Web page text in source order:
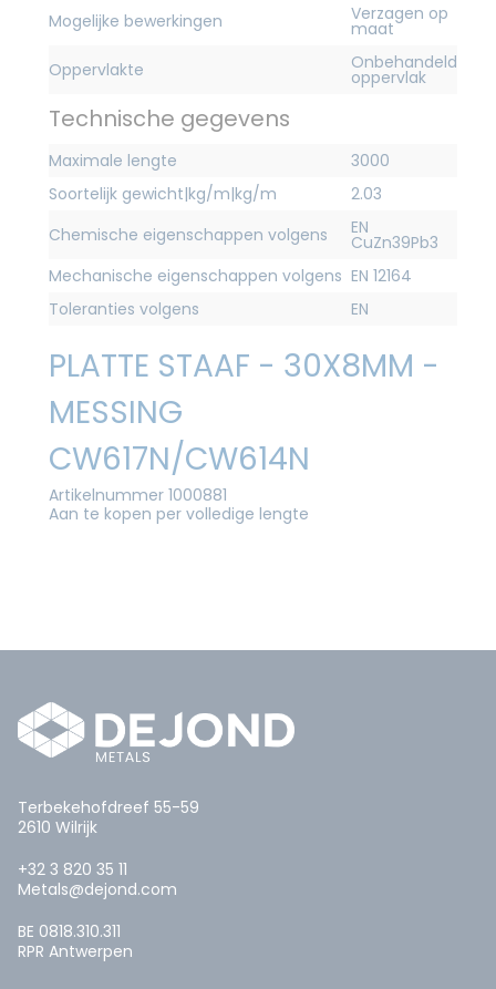
Mogelijke bewerkingen
Verzagen op
maat
Oppervlakte
Onbehandeld
oppervlak
Technische gegevens
Maximale lengte
3000
Soortelijk gewicht|kg/m|kg/m
2.03
Chemische eigenschappen volgens
EN
CuZn39Pb3
Mechanische eigenschappen volgens EN 12164
Toleranties volgens
EN
PLATTE STAAF - 30X8MM -
MESSING
CW617N/CW614N
Artikelnummer 1000881
Aan te kopen per volledige lengte
Terbekehofdreef 55-59
2610 Wilrijk
+32 3 820 35 11
Metals@dejond.com
BE 0818.310.311
RPR Antwerpen